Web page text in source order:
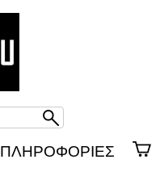
ΠΛΗΡΟΦΟΡΊΕΣ